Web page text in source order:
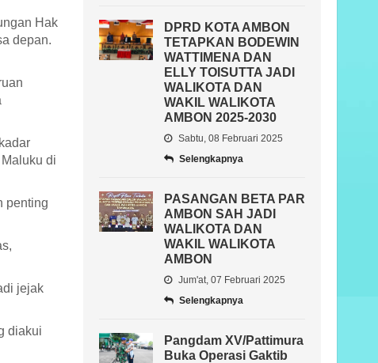
Hak
depan.
di
penting
jejak
diakui
DPRD KOTA AMBON
TETAPKAN BODEWIN
WATTIMENA DAN
ELLY TOISUTTA JADI
WALIKOTA DAN
WAKIL WALIKOTA
AMBON 2025-2030
Sabtu, 08 Februari 2025
Selengkapnya
PASANGAN BETA PAR
AMBON SAH JADI
WALIKOTA DAN
WAKIL WALIKOTA
AMBON
Jum'at, 07 Februari 2025
Selengkapnya
Pangdam XV/Pattimura
Buka Operasi Gaktib